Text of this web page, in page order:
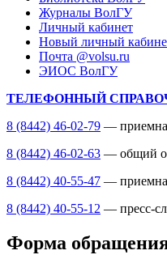
Журналы ВолГУ
Личный кабинет
Новый личный
Почта @volsu.ru
ЭИОС ВолГУ
ТЕЛЕФОННЫЙ
8 (8442) 46-02-79 —
8 (8442) 46-02-63 — общий
8 (8442) 40-55-47 —
8 (8442) 40-55-12 — пресс-
Форма